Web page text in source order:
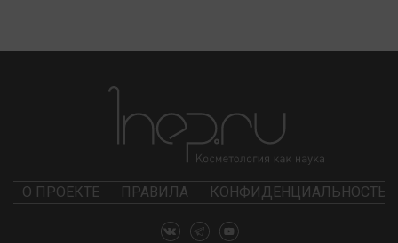
О ПРОЕКТЕ ПРАВИЛА КОНФИДЕНЦИАЛЬНОСТЬ